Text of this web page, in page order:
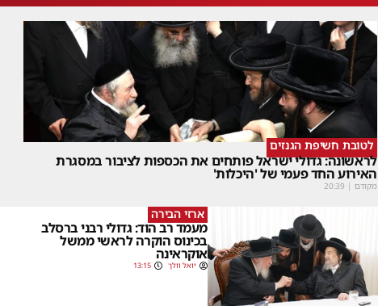
לטובת חשיפת הגנזים
לראשונה: גדולי ישראל פותחים את הכספות לציבור במסגרת
האירוע החד פעמי של 'היכלות'
מקודם |
20:39
ארזי הבירה
מעמד רב הוד: גדולי רבני ברסלב
בכינוס הוקרה לראשי ממשל
אוקראינה
יואל וולך 13:15